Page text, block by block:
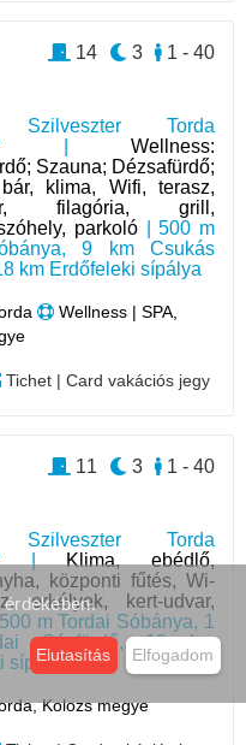
Szilveszter Torda
| Wellness:
Szauna; Dézsafürdő;
klima, Wifi, terasz,
filagória, grill,
parkoló| 500 m
9 km Csukás
km Erdőfeleki sípálya
Wellness | SPA,
Tichet | Card vakációs jegy
1 - 40
3
14
Szilveszter Torda
|Klima, ebédlő,
központi fűtés, Wi-
erkélyek, kert-udvar,
m Tordai Sóbánya, 1
Sósfürdő, 18 km
sípálya
Kolozs megye
1 - 40
3
11
Elutasítás Elfogadom